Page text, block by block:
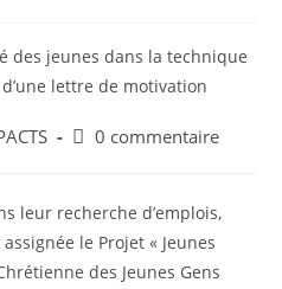
0 commentaire
leur recherche d’emplois,
le Projet « Jeunes
des Jeunes Gens